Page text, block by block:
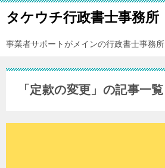
タケウチ行政書士事務所
事業者サポートがメインの行政書士事務所
「定款の変更」の記事一覧